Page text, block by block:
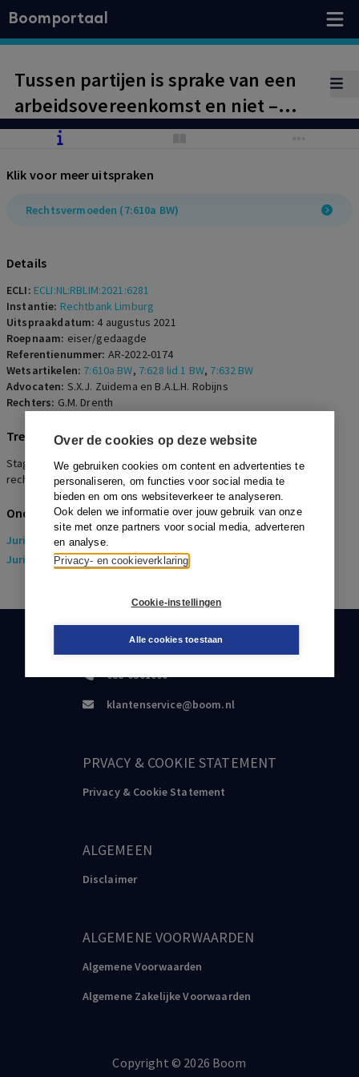
Over de cookies op deze website
We gebruiken cookies om content en advertenties te
personaliseren, om functies voor social media te
bieden en om ons websiteverkeer te analyseren.
Ook delen we informatie over jouw gebruik van onze
site met onze partners voor social media, adverteren
en analyse.
Privacy- en cookieverklaring
Cookie-instellingen
Alle cookies toestaan
Boomportaal
Tussen partijen is sprake van een
arbeidsovereenkomst en niet –
zoals door werkgever betoogd – van
artikel 7:610a BW; het
rechtsvermoeden met betrekking
Naam die partijen aan de
overeenkomst geven, is niet
doorslaggevend.
Klik voor meer uitspraken
Rechtsvermoeden (7:610a BW)
Details
ECLI: ECLI:NL:RBLIM:2021:6281
Instantie: Rechtbank Limburg
Uitspraakdatum: 4 augustus 2021
Roepnaam: eiser/gedaagde
Referentienummer: AR-2022-0174
Wetsartikelen: 7:610a BW, 7:628 lid 1 BW, 7:632 BW
Advocaten: S.X.J. Zuidema en B.A.L.H. Robijns
Rechters: G.M. Drenth
Trefwoorden
Stageovereenkomst, opleidingskosten, stagevergoeding, loon,
rechtsvermoeden
Onderwerpen
Juridisch> Arbeidsrecht
Juridisch> Sociaal Zekerheidsrecht
KLANTENSERVICE
088-0301000
klantenservice@boom.nl
PRVACY & COOKIE STATEMENT
Privacy & Cookie Statement
ALGEMEEN
Disclaimer
ALGEMENE VOORWAARDEN
Algemene Voorwaarden
Algemene Zakelijke Voorwaarden
Copyright ©️ 2026 Boom